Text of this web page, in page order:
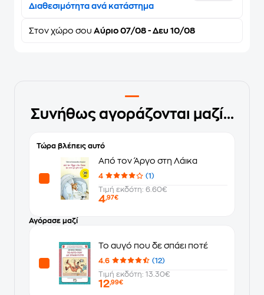
Διαθεσιμότητα ανά κατάστημα
Στον χώρο σου Αύριο 07/08 - Δευ 10/08
Συνήθως αγοράζονται μαζί...
Τώρα βλέπεις αυτό
Από τον Άργο στη Λάικα
4
(1)
Τιμή εκδότη: 6.60€
4,97€
Αγόρασε μαζί
Το αυγό που δε σπάει ποτέ
4.6
(12)
Τιμή εκδότη: 13.30€
12,99€